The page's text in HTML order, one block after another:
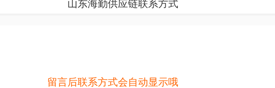
留言后联系方式会自动显示哦